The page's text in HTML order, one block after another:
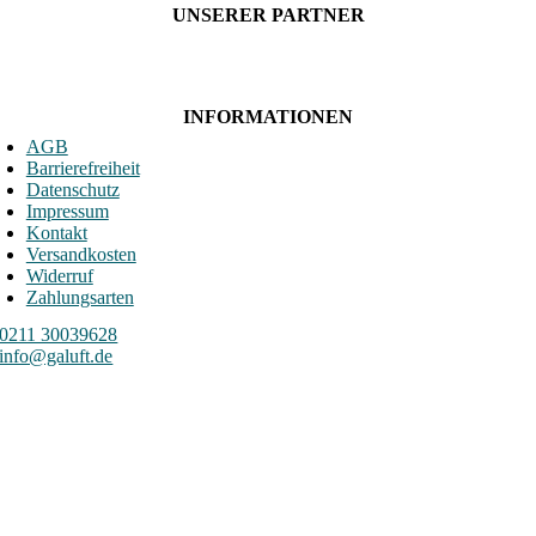
UNSERER PARTNER
INFORMATIONEN
AGB
Barrierefreiheit
Datenschutz
Impressum
Kontakt
Versandkosten
Widerruf
Zahlungsarten
0211 30039628
info@galuft.de